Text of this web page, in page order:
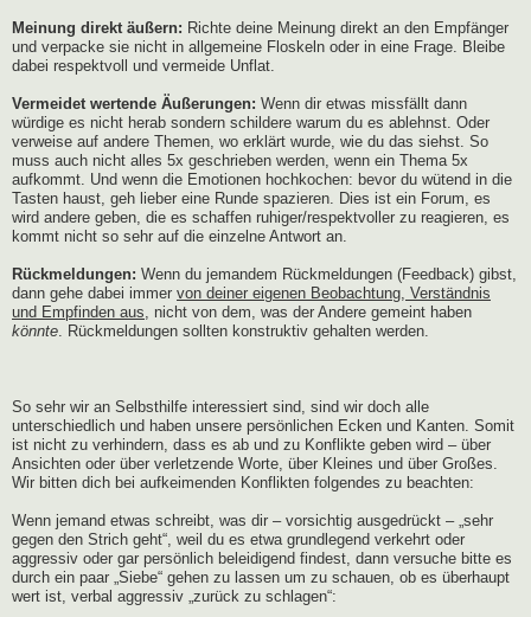
Meinung direkt äußern: Richte deine Meinung direkt an den Empfänger
und verpacke sie nicht in allgemeine Floskeln oder in eine Frage. Bleibe
dabei respektvoll und vermeide Unflat.
Vermeidet wertende Äußerungen: Wenn dir etwas missfällt dann
würdige es nicht herab sondern schildere warum du es ablehnst. Oder
verweise auf andere Themen, wo erklärt wurde, wie du das siehst. So
muss auch nicht alles 5x geschrieben werden, wenn ein Thema 5x
aufkommt. Und wenn die Emotionen hochkochen: bevor du wütend in die
Tasten haust, geh lieber eine Runde spazieren. Dies ist ein Forum, es
wird andere geben, die es schaffen ruhiger/respektvoller zu reagieren, es
kommt nicht so sehr auf die einzelne Antwort an.
Rückmeldungen: Wenn du jemandem Rückmeldungen (Feedback) gibst,
dann gehe dabei immer von deiner eigenen Beobachtung, Verständnis
und Empfinden aus, nicht von dem, was der Andere gemeint haben
könnte. Rückmeldungen sollten konstruktiv gehalten werden.
So sehr wir an Selbsthilfe interessiert sind, sind wir doch alle
unterschiedlich und haben unsere persönlichen Ecken und Kanten. Somit
ist nicht zu verhindern, dass es ab und zu Konflikte geben wird – über
Ansichten oder über verletzende Worte, über Kleines und über Großes.
Wir bitten dich bei aufkeimenden Konflikten folgendes zu beachten:
Wenn jemand etwas schreibt, was dir – vorsichtig ausgedrückt – „sehr
gegen den Strich geht“, weil du es etwa grundlegend verkehrt oder
aggressiv oder gar persönlich beleidigend findest, dann versuche bitte es
durch ein paar „Siebe“ gehen zu lassen um zu schauen, ob es überhaupt
wert ist, verbal aggressiv „zurück zu schlagen“: